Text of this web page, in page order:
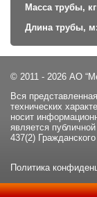
Масса трубы,
Длина трубы, м:
© 2011 - 2026 АО
Вся
технических
носит
является
437(2)
Политика